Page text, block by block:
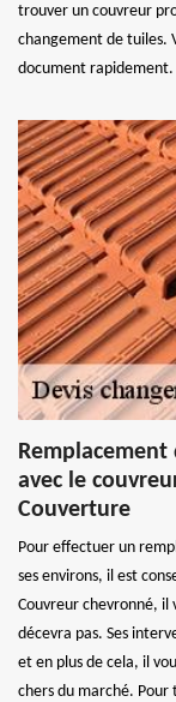
trouver un couvreur
changement de tuiles.
document rapidement.
avec le
Couverture
Pour effectuer un
ses environs, il est
Couvreur chevronné,
décevra pas. Ses
et en plus de cela, il
chers du marché. Pour